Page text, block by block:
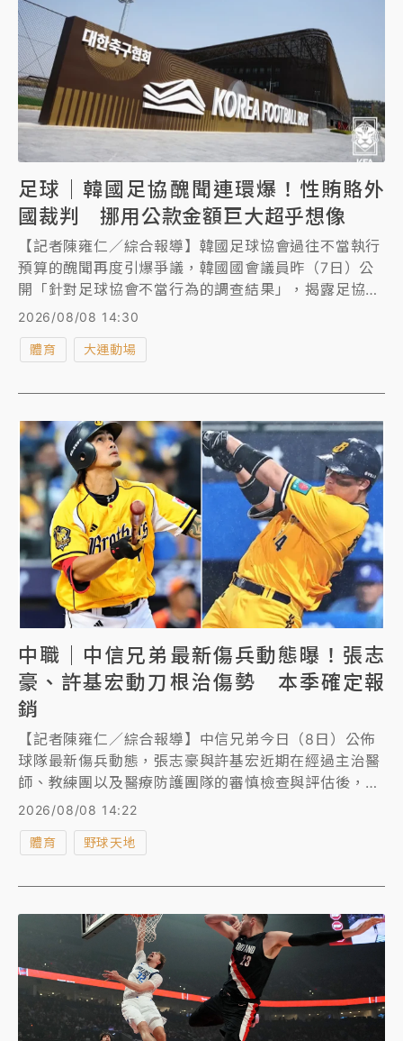
足球｜韓國足協醜聞連環爆！性賄賂外
國裁判 挪用公款金額巨大超乎想像
【記者陳雍仁／綜合報導】韓國足球協會過往不當執行
預算的醜聞再度引爆爭議，韓國國會議員昨（7日）公
開「針對足球協會不當行為的調查結果」，揭露足協高
層曾在15年前多次動用公款向外國裁判提供性招待，且
挪用金額巨大超乎想像，凸顯足協內部貪腐問題嚴重。
2026/08/08 14:30
體育 大運動場
中職｜中信兄弟最新傷兵動態曝！張志
豪、許基宏動刀根治傷勢 本季確定報
銷
【記者陳雍仁／綜合報導】中信兄弟今日（8日）公佈
球隊最新傷兵動態，張志豪與許基宏近期在經過主治醫
師、教練團以及醫療防護團隊的審慎檢查與評估後，已
分別順利完成「手腕鉤狀骨手術」與即將進行「右膝關
2026/08/08 14:22
體育 野球天地